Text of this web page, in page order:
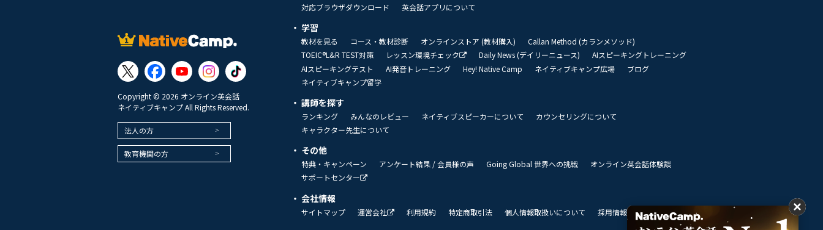
Copyright © 2026 オンライン英会話
ネイティブキャンプ All Rights Reserved.
法人の方
教育機関の方
対応ブラウザダウンロード
英会話アプリについて
学習
教材を見る コース・教材診断 オンラインストア (教材購入)
Callan Method (カランメソッド)
TOEIC®L&R TEST対策
レッスン環境チェック Daily News (デイリーニュース)
AIスピーキングトレーニング
AIスピーキングテスト
AI発音トレーニング Hey! Native Camp ネイティブキャンプ広場
ブログ
ネイティブキャンプ留学
講師を探す
ランキング みんなのレビュー ネイティブスピーカーについて
カウンセリングについて
キャラクター先生について
その他
特典・キャンペーン アンケート結果 / 会員様の声 Going Global 世界への挑戦
オンライン英会話体験談
サポートセンター
会社情報
サイトマップ 運営会社 利用規約 特定商取引法 個人情報取扱いについて 採用情報 私達のビジョン